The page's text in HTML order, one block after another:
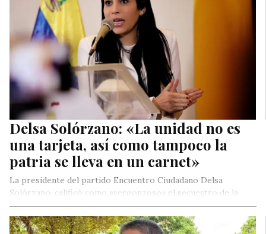
Delsa Solórzano: «La unidad no es
una tarjeta, así como tampoco la
patria se lleva en un carnet»
La presidente del partido Encuentro Ciudadano Delsa
Solórzano, calificó como «vergonzoso» el secuestro de la
tarjeta de la Mesa de…